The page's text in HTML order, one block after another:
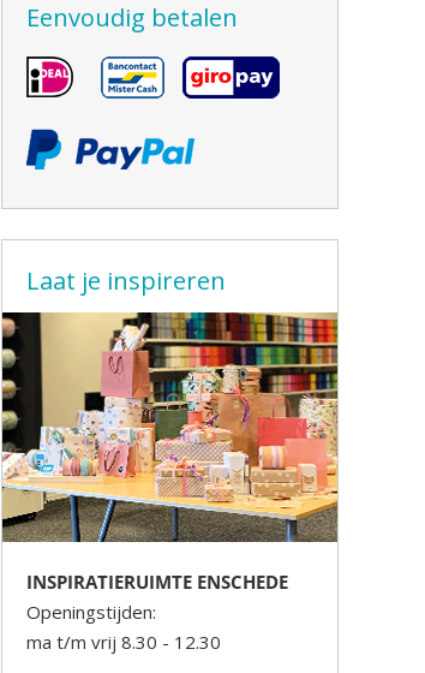
Eenvoudig betalen
Laat je inspireren
INSPIRATIERUIMTE ENSCHEDE
Openingstijden:
ma t/m vrij 8.30 - 12.30